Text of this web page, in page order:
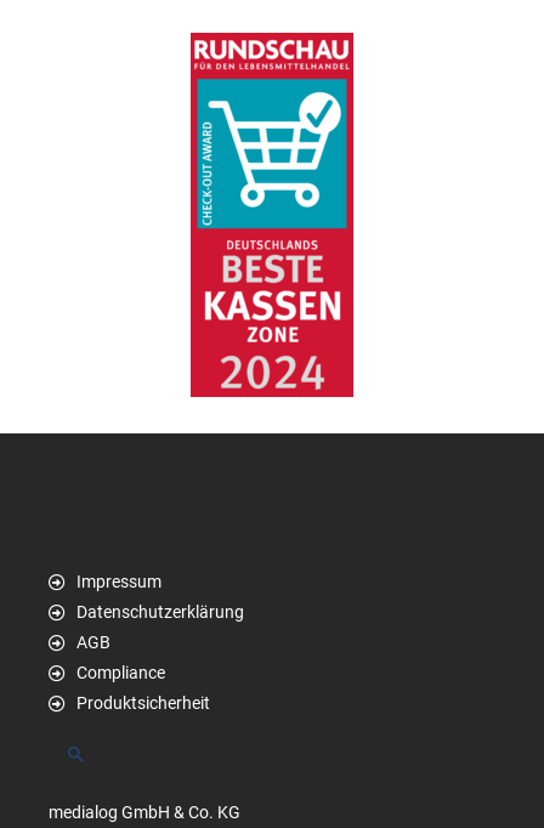
Impressum
Datenschutzerklärung
AGB
Compliance
Produktsicherheit
Suchen
medialog GmbH & Co. KG